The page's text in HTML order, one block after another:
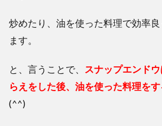
炒めたり、油を使った料理で効率
ます。
と、言うことで、
スナップエンド
らえをした後、油を使った料理をす
(^^)